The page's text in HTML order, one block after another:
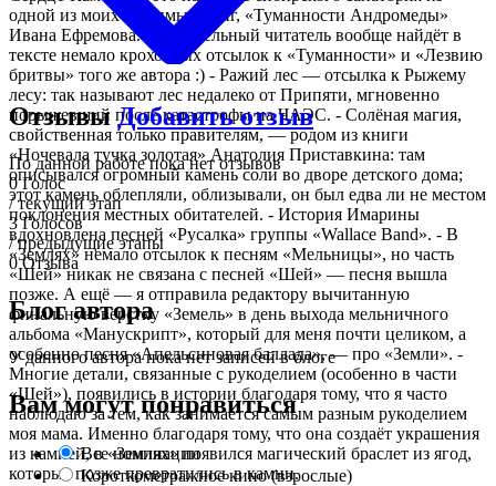
одной из моих любимых книг, «Туманности Андромеды»
Ивана Ефремова. Внимательный читатель вообще найдёт в
тексте немало крохотных отсылок к «Туманности» и «Лезвию
бритвы» того же автора :) - Ражий лес — отсылка к Рыжему
лесу: так называют лес недалеко от Припяти, мгновенно
порыжевший после катастрофы на ЧАЭС. - Солёная магия,
свойственная только правителям, — родом из книги
«Ночевала тучка золотая» Анатолия Приставкина: там
описывался огромный камень соли во дворе детского дома;
этот камень облепляли, облизывали, он был едва ли не местом
поклонения местных обитателей. - История Имарины
вдохновлена песней «Русалка» группы «Wallace Band». - В
«Землях» немало отсылок к песням «Мельницы», но часть
«Шей» никак не связана с песней «Шей» — песня вышла
позже. А ещё — я отправила редактору вычитанную
финальную вёрстку «Земель» в день выхода мельничного
альбома «Манускрипт», который для меня почти целиком, а
особенно песня «Апельсиновая баллада», — про «Земли». -
Многие детали, связанные с рукоделием (особенно в части
«Шей»), появились в истории благодаря тому, что я часто
наблюдаю за тем, как занимается самым разным рукоделием
моя мама. Именно благодаря тому, что она создаёт украшения
из камней, в «Землях» появился магический браслет из ягод,
которые позже превратились в камни.
ОтзывыДобавить отзыв
По данной работе пока нет отзывов
0 Голос
/ текущий этап
3 Голосов
/ предыдущие этапы
0 Отзыва
Блог автора
У данного автора пока нет записей в блоге
Вам могут понравиться
Все номинации
Короткометражное кино (взрослые)